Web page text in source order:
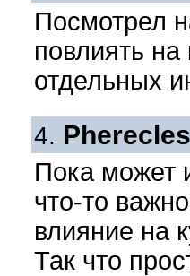
Посмотрел
повлиять
отдельных
4. Pherecles
Пока может
что-то
влияние на
Так что